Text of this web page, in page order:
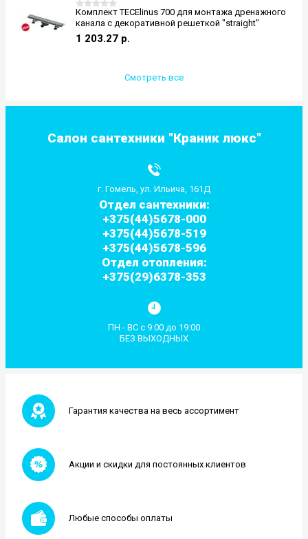
Салон сантехники "Краник люкс"
г. Гомель, ул. Ильича, 161Д
Отдел сантехники:
+375(44)5678-000
+375(44)5678-519
+375(44)5678-596
Отдел отопления:
+375(29)6378-353
ПН - ВС с 9:00 до 19:00
БЕЗ ВЫХОДНЫХ
Комплект TECElinus 700 для монтажа дренажного
канала с декоративной решеткой "straight"
1 203.27 р.
Смотреть все
Гарантия качества на весь ассортимент
Акции и скидки для постоянных клиентов
Любые способы оплаты